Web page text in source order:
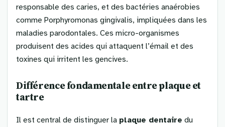
responsable des caries, et des bactéries anaérobies
comme Porphyromonas gingivalis, impliquées dans les
maladies parodontales. Ces micro-organismes
produisent des acides qui attaquent l’émail et des
toxines qui irritent les gencives.
Différence fondamentale entre plaque et
tartre
Il est central de distinguer la plaque dentaire du